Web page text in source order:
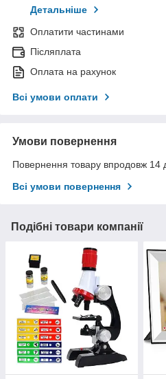
Детальніше
Оплатити частинами
Післяплата
Оплата на рахунок
Всі умови оплати
Умови повернення
Повернення товару впродовж 14
Всі умови повернення
Подібні товари компанії